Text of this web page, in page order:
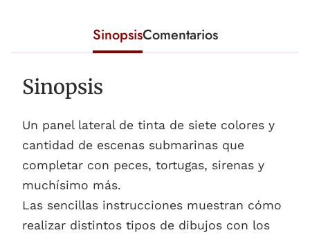
SinopsisComentarios
Sinopsis
Un panel lateral de tinta de siete colores y
cantidad de escenas submarinas que
completar con peces, tortugas, sirenas y
muchísimo más.
Las sencillas instrucciones muestran cómo
realizar distintos tipos de dibujos con los